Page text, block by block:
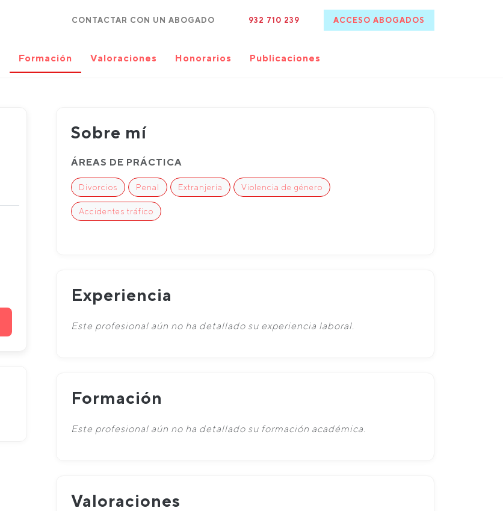
CONTACTAR CON UN ABOGADO 932 710 239 ACCESO ABOGADOS
Formación Valoraciones Honorarios Publicaciones
Sobre mí
ÁREAS DE PRÁCTICA
Divorcios Penal Extranjería Violencia de género
Accidentes tráfico
Experiencia
Este profesional aún no ha detallado su experiencia laboral.
Formación
Este profesional aún no ha detallado su formación académica.
Valoraciones